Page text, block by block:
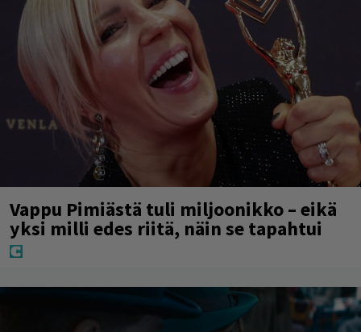
Vappu Pimiästä tuli miljoonikko – eikä
yksi milli edes riitä, näin se tapahtui